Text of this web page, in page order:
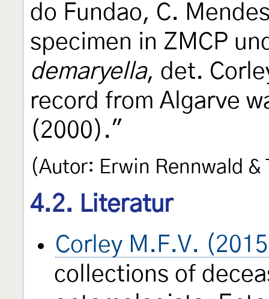
do Fundao, C.
specimen in ZMCP
demaryella, det.
record from Algarve
(2000)."
(Autor: Erwin Rennwald &
4.2. Literatur
Corley M.F.V.
collections of